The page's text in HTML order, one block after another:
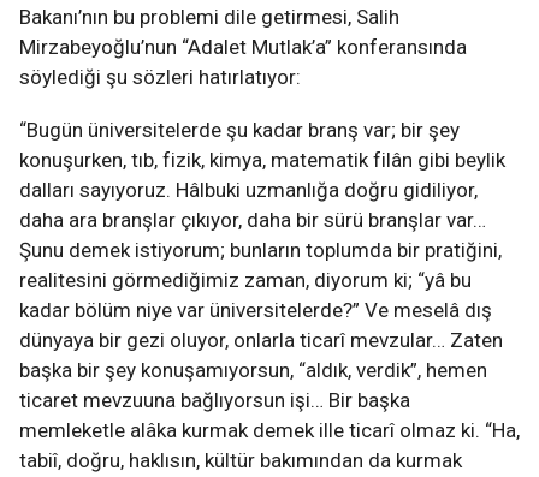
Bakanı’nın bu problemi dile getirmesi, Salih
Mirzabeyoğlu’nun “Adalet Mutlak’a” konferansında
söylediği şu sözleri hatırlatıyor:
“Bugün üniversitelerde şu kadar branş var; bir şey
konuşurken, tıb, fizik, kimya, matematik filân gibi beylik
dalları sayıyoruz. Hâlbuki uzmanlığa doğru gidiliyor,
daha ara branşlar çıkıyor, daha bir sürü branşlar var…
Şunu demek istiyorum; bunların toplumda bir pratiğini,
realitesini görmediğimiz zaman, diyorum ki; “yâ bu
kadar bölüm niye var üniversitelerde?” Ve meselâ dış
dünyaya bir gezi oluyor, onlarla ticarî mevzular… Zaten
başka bir şey konuşamıyorsun, “aldık, verdik”, hemen
ticaret mevzuuna bağlıyorsun işi… Bir başka
memleketle alâka kurmak demek ille ticarî olmaz ki. “Ha,
tabiî, doğru, haklısın, kültür bakımından da kurmak